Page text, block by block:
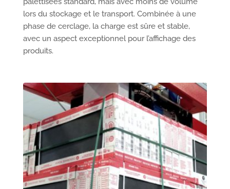
lors du stockage et le transport. Combinée à une
phase de cerclage, la charge est sûre et stable,
avec un aspect exceptionnel pour l’affichage des
produits.